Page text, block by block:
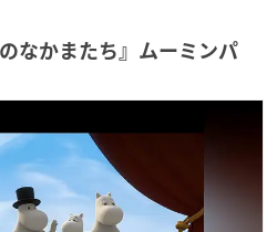
なかまたち』ムーミンパ